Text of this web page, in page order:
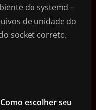
do systemd –
de unidade do
socket correto.
escolher seu